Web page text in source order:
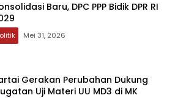
Baru, DPC PPP Bidik DPR RI
Mei 31, 2026
Gerakan Perubahan Dukung
Uji Materi UU MD3 di MK